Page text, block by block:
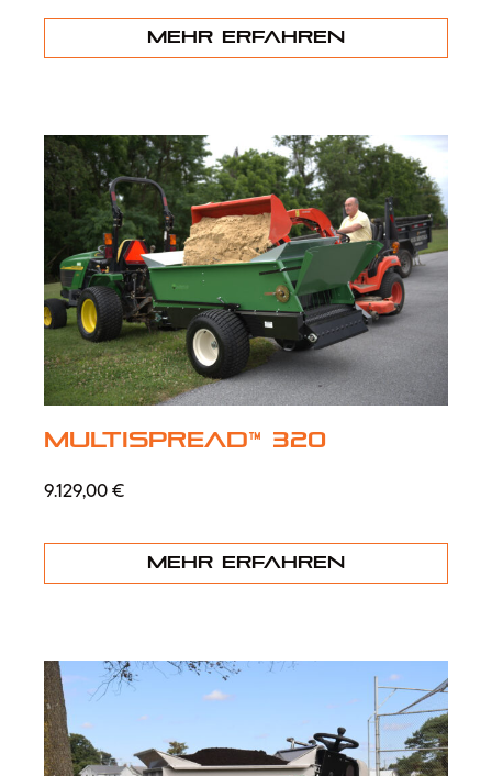
Mehr erfahren
MultiSpread™ 320
9.129,00€
Mehr erfahren